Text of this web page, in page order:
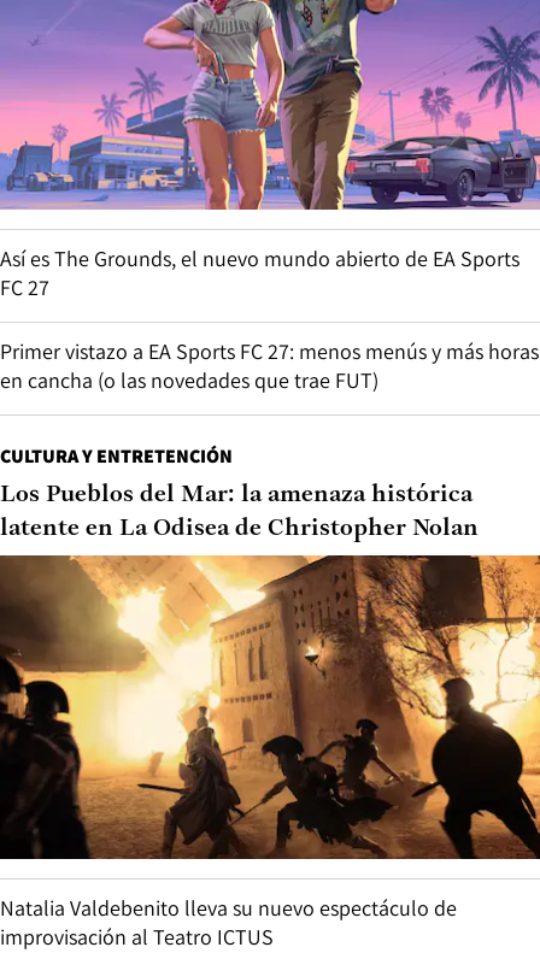
Así es The Grounds, el nuevo mundo abierto de EA Sports
FC 27
Primer vistazo a EA Sports FC 27: menos menús y más horas
en cancha (o las novedades que trae FUT)
CULTURA Y ENTRETENCIÓN
Los Pueblos del Mar: la amenaza histórica
latente en La Odisea de Christopher Nolan
Natalia Valdebenito lleva su nuevo espectáculo de
improvisación al Teatro ICTUS